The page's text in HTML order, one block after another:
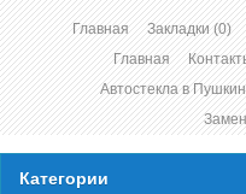
Главная Закладки (0)
Главная
Автостекла в
Категории